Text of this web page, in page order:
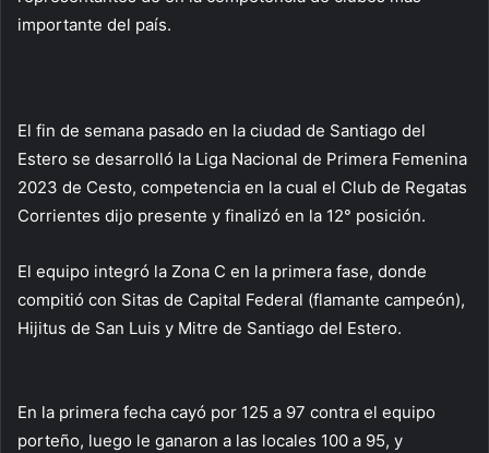
importante del país.
El fin de semana pasado en la ciudad de Santiago del
Estero se desarrolló la Liga Nacional de Primera Femenina
2023 de Cesto, competencia en la cual el Club de Regatas
Corrientes dijo presente y finalizó en la 12° posición.
El equipo integró la Zona C en la primera fase, donde
compitió con Sitas de Capital Federal (flamante campeón),
Hijitus de San Luis y Mitre de Santiago del Estero.
En la primera fecha cayó por 125 a 97 contra el equipo
porteño, luego le ganaron a las locales 100 a 95, y